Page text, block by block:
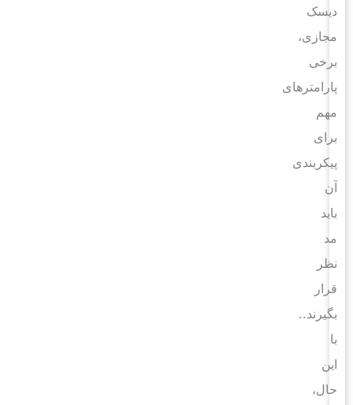
دیسک
مجازی،
برخی
پارامترهای
مهم
برای
پیکربندی
نظر
قرار
بگیرند..
حال،